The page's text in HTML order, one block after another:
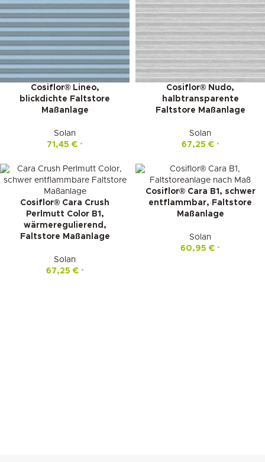
Cosiflor® Lineo,
blickdichte Faltstore
Maßanlage
Solan
71,45 € *
Cosiflor® Nudo,
halbtransparente
Faltstore Maßanlage
Solan
67,25 € *
Cosiflor® Cara Crush
Perlmutt Color B1,
wärmeregulierend,
Faltstore Maßanlage
Solan
67,25 € *
Cosiflor® Cara B1, schwer
entflammbar, Faltstore
Maßanlage
Solan
60,95 € *